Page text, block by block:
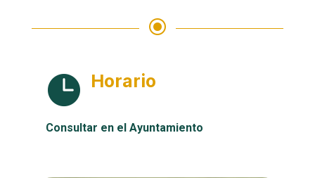
\
 Horario
Consultar en el Ayuntamiento